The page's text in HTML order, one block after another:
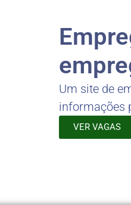
Um site de
informações
VER VAGAS